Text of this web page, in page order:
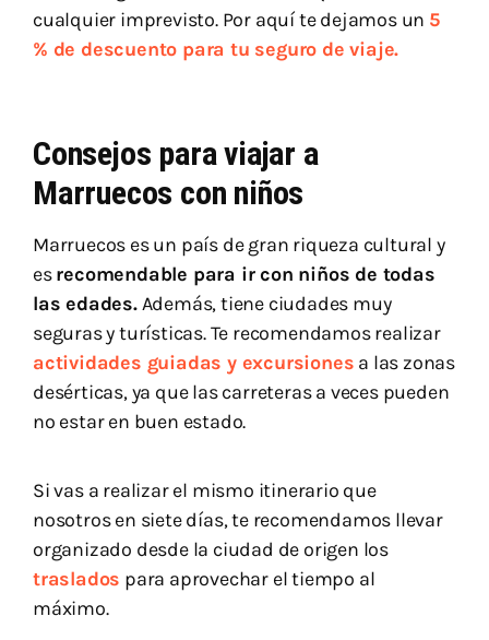
cualquier imprevisto. Por aquí te dejamos un 5
% de descuento para tu seguro de viaje.
Consejos para viajar a
Marruecos con niños
Marruecos es un país de gran riqueza cultural y
esrecomendable para ir con niños de todas
las edades.Además, tiene ciudades muy
seguras y turísticas. Te recomendamos realizar
actividades guiadas y excursiones a las zonas
desérticas, ya que las carreteras a veces pueden
no estar en buen estado.
Si vas a realizar el mismo itinerario que
nosotros en siete días, te recomendamos llevar
organizado desde la ciudad de origen los
traslados para aprovechar el tiempo al
máximo.